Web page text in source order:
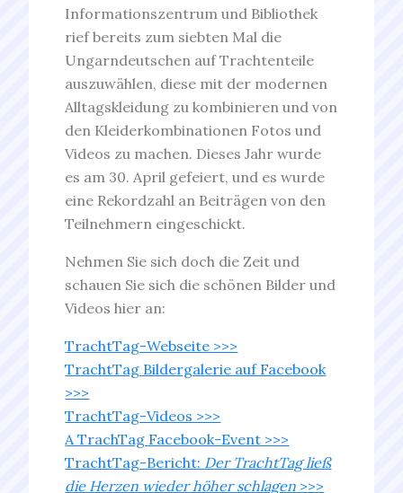
Informationszentrum und Bibliothek
rief bereits zum siebten Mal die
Ungarndeutschen auf Trachtenteile
auszuwählen, diese mit der modernen
Alltagskleidung zu kombinieren und von
den Kleiderkombinationen Fotos und
Videos zu machen. Dieses Jahr wurde
es am 30. April gefeiert, und es wurde
eine Rekordzahl an Beiträgen von den
Teilnehmern eingeschickt.
Nehmen Sie sich doch die Zeit und
schauen Sie sich die schönen Bilder und
Videos hier an:
TrachtTag-Webseite >>>
TrachtTag Bildergalerie auf Facebook
>>>
TrachtTag-Videos >>>
A TrachTag Facebook-Event >>>
TrachtTag-Bericht: Der TrachtTag ließ
die Herzen wieder höher schlagen >>>